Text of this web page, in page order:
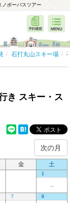
ボーバスツアー
石打丸山スキー場
き スキー・ス
次の月
金 土
1
7 8